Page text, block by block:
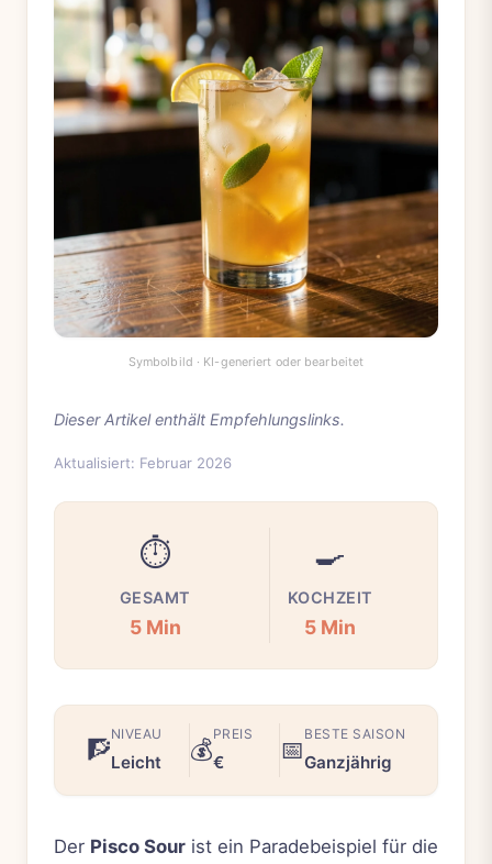
Dieser Artikel enthält Empfehlungslinks.
Aktualisiert: Februar 2026
⏱️
GESAMT
5 Min
🍳
KOCHZEIT
5 Min
🧗
NIVEAU
Leicht 💰
PREIS
€ 📅
BESTE SAISON
Ganzjährig
Der Pisco Sour ist ein Paradebeispiel für die